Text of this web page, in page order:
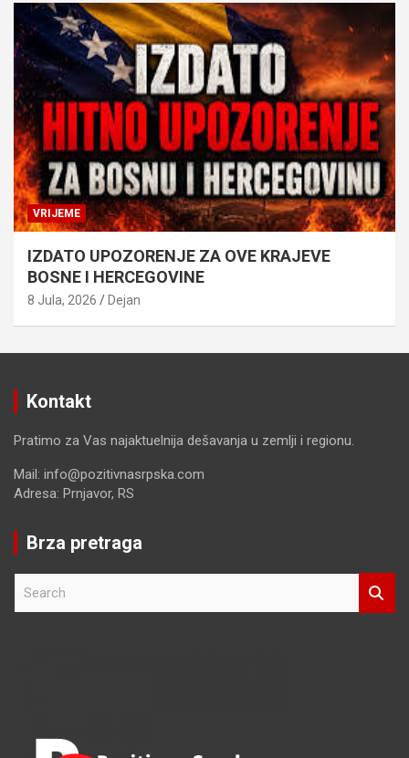
VRIJEME
IZDATO UPOZORENJE ZA OVE KRAJEVE
BOSNE I HERCEGOVINE
8 Jula, 2026 Dejan
Kontakt
Pratimo za Vas najaktuelnija dešavanja u zemlji i regionu.
Mail: info@pozitivnasrpska.com
Adresa: Prnjavor, RS
Brza pretraga